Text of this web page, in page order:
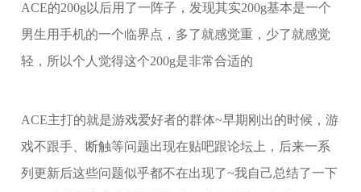
ACE的200g以后用了一阵子，发现其实200g基本是一个
男生用手机的一个临界点，多了就感觉重，少了就感觉
轻，所以个人觉得这个200g是非常合适的
ACE主打的就是游戏爱好者的群体~早期刚出的时候，游
戏不跟手、断触等问题出现在贴吧跟论坛上，后来一系
列更新后这些问题似乎都不在出现了~我自己总结了一下